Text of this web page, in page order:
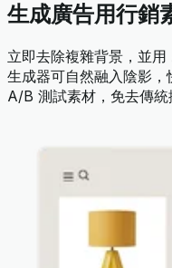
生成廣告用行銷
立即去除複雜背景，並
生成器可自然融入陰影
A/B 測試素材，免去傳統